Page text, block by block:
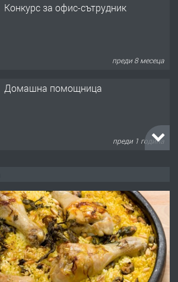
Конкурс за офис-сътрудник
преди 8 месеца
Домашна помощница
преди 1 година
преди 2 години
УДЪЛЖАВАНЕ НА ЧОВЕШКИЯТ
ЖИВОТ И ПОДОБРЯВАНЕ НА
НЕГОВОТО КАЧЕСТВО